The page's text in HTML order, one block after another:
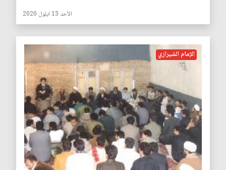
الأحد 13 ايلول 2020
الإمام الشيرازي